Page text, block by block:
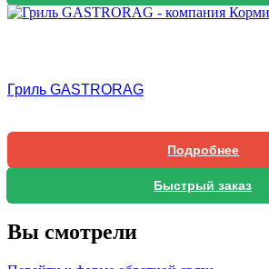
Гриль GASTRORAG
Подробнее
Быстрый заказ
Вы смотрели